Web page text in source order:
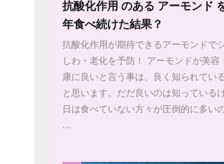
抗酸化作用 のある アーモンド
年食べ続けた結果？
抗酸化作用が期待できるアーモンドで
しわ・老化を予防！ アーモンドが美容
康に良いと言う事は、良く知られてい
と思います。だだ良いのは知っている
日は食べていない方々が圧倒的に多い
...